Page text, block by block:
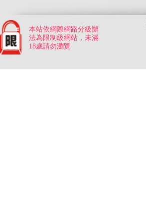
本站依網際網路分級辦
法為限制級網站，未滿
18歲請勿瀏覽